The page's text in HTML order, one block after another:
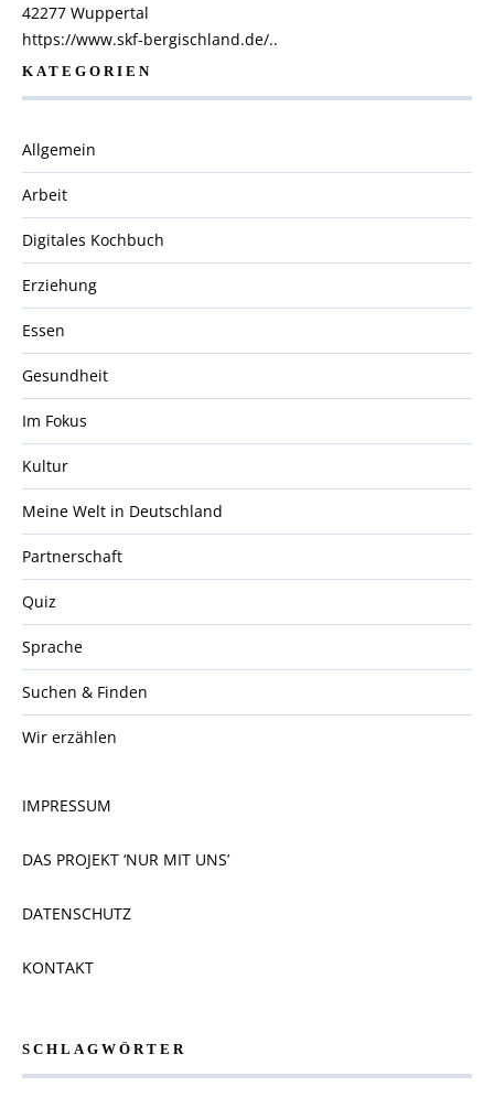
42277 Wuppertal
https://www.skf-bergischland.de/..
KATEGORIEN
Allgemein
Arbeit
Digitales Kochbuch
Erziehung
Essen
Gesundheit
Im Fokus
Kultur
Meine Welt in Deutschland
Partnerschaft
Quiz
Sprache
Suchen & Finden
Wir erzählen
IMPRESSUM
DAS PROJEKT ‘NUR MIT UNS’
DATENSCHUTZ
KONTAKT
SCHLAGWÖRTER